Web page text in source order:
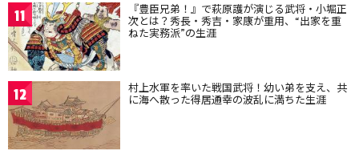
11 『豊臣兄弟！』で萩原護が演じる武将・小堀正
次とは？秀長・秀吉・家康が重用、“出家を重
ねた実務派”の生涯
12 村上水軍を率いた戦国武将！幼い弟を支え、共
に海へ散った得居通幸の波乱に満ちた生涯